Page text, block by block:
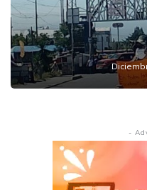
Familiares y
exigiendo la
-